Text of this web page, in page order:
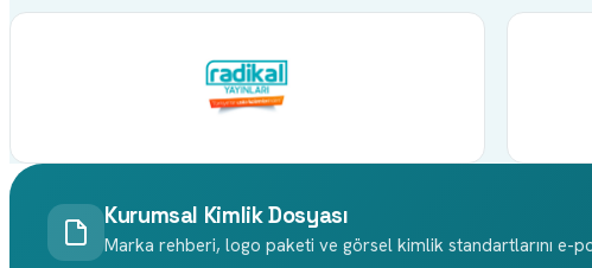
Kurumsal Kimlik Dosyası
Marka rehberi, logo paketi ve görsel kimlik standartlarını e-